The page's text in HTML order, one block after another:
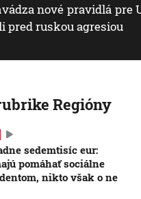
nové pravidlá pre
pred ruskou agresiou
Regióny
sedemtisíc eur:
pomáhať sociálne
nikto však o ne